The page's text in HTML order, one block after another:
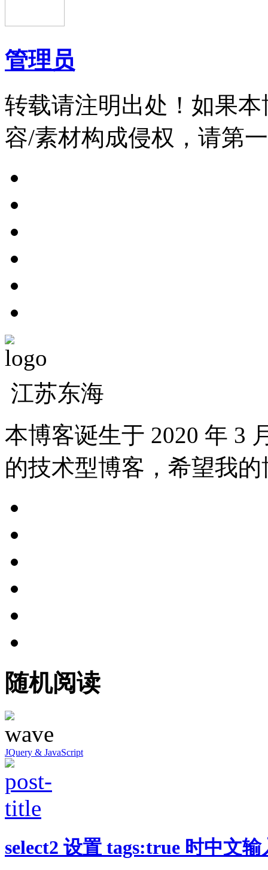
管理员
转载请注明出处！如果
容/素材构成侵权，请第
江苏东海
本博客诞生于 2020 年 3
的技术型博客，希望我
随机阅读
JQuery & JavaScript
select2 设置 tags:true 时中文输